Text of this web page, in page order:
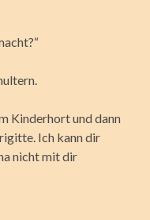
Kinderhort und dann
Ich kann dir
nicht mit dir